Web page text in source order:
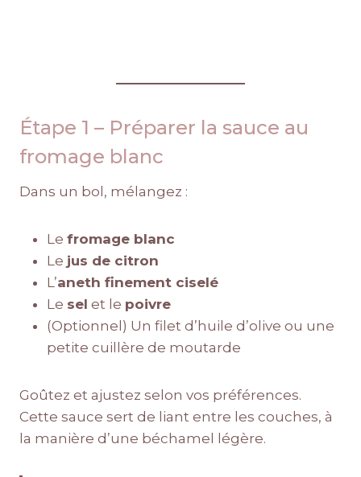
Étape 1 – Préparer la sauce au
fromage blanc
Dans un bol, mélangez :
Le fromage blanc
Le jus de citron
L’aneth finement ciselé
Le sel et le poivre
(Optionnel) Un filet d’huile d’olive ou une
petite cuillère de moutarde
Goûtez et ajustez selon vos préférences.
Cette sauce sert de liant entre les couches, à
la manière d’une béchamel légère.